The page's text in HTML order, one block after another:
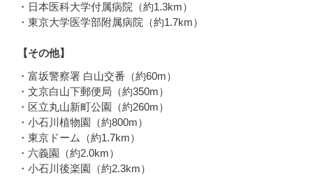
・日本医科大学付属病院（約1.3km）
・東京大学医学部附属病院（約1.7km）
【その他】
・富坂警察署 白山交番（約60m）
・文京白山下郵便局（約350m）
・区立丸山新町公園（約260m）
・小石川植物園（約800m）
・東京ドーム（約1.7km）
・六義園（約2.0km）
・小石川後楽園（約2.3km）